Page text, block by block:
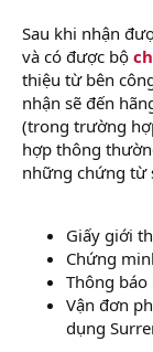
Sau khi nhận
và có được bộ
thiệu từ bên
nhận sẽ đến
(trong trường
hợp thông
những chứng từ
Giấy giới
Chứng
Thông
Vận đơn
dụng